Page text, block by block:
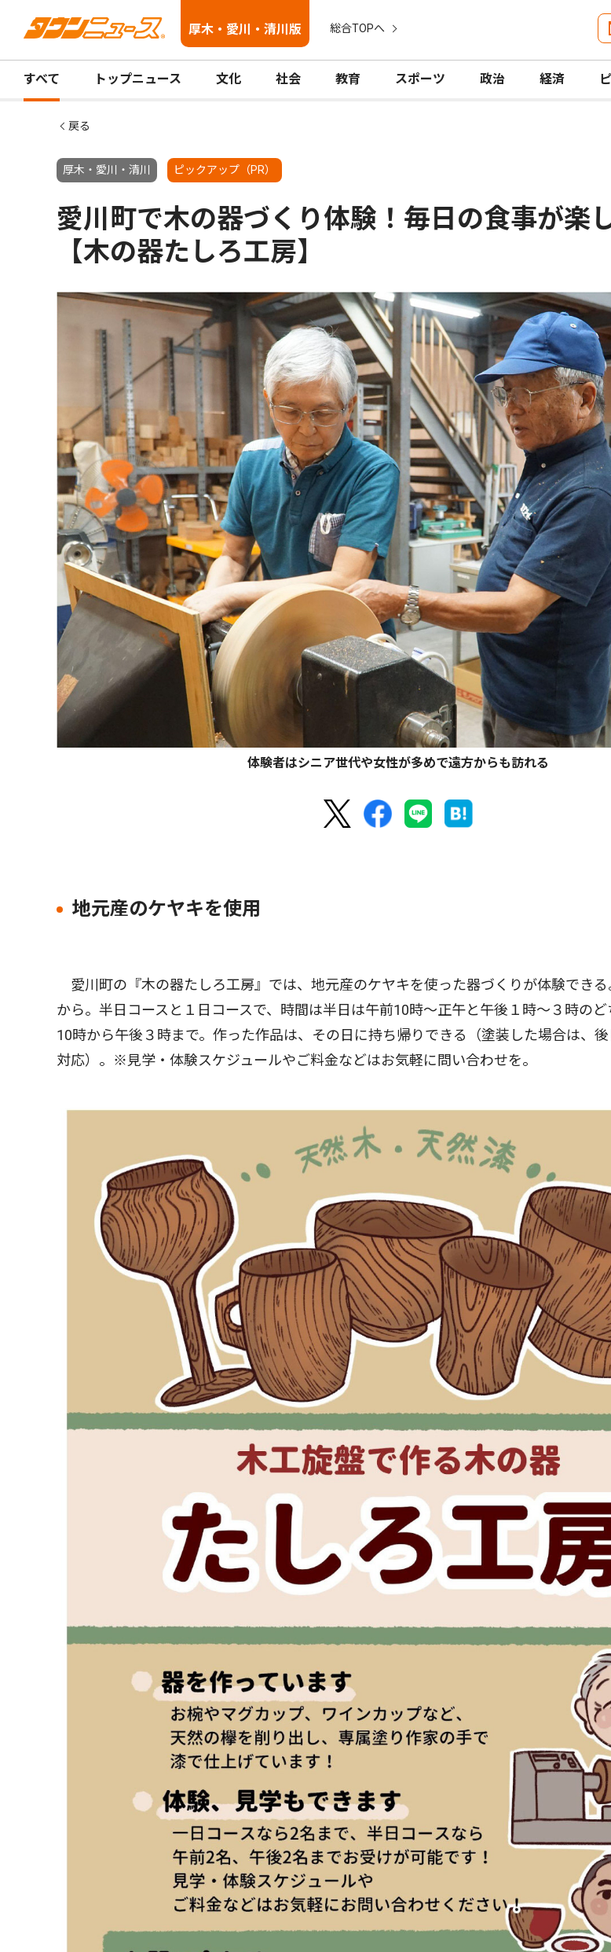
厚木・愛川・清川版 総合TOPへ
すべて トップニュース 文化 社会 教育 スポーツ 政治 経済
戻る
厚木・愛川・清川 ピックアップ（PR）
愛川町で木の器づくり体験！毎日の食事が楽
【木の器たしろ工房】
体験者はシニア世代や女性が多めで遠方からも訪れる
地元産のケヤキを使用
愛川町の『木の器たしろ工房』では、地元産のケヤキを使った器づくりが体験でき
から。半日コースと１日コースで、時間は半日は午前10時〜正午と午後１時〜３時の
10時から午後３時まで。作った作品は、その日に持ち帰りできる（塗装した場合は、
対応）。※見学・体験スケジュールやご料金などはお気軽に問い合わせを。